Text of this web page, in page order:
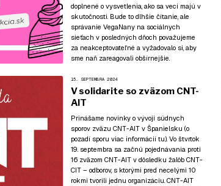
doplnené o vysvetlenia, ako sa veci majú v
skutočnosti. Bude to dlhšie čítanie, ale
správanie VegaNany na sociálnych
sieťach v posledných dňoch považujeme
za neakceptovateľné a vyžadovalo si, aby
sme naň zareagovali obšírnejšie.
15. SEPTEMBRA 2024
V solidarite so zväzom CNT-
AIT
Prinášame novinky o vývoji súdnych
sporov zväzu CNT-AIT v Španielsku (o
pozadí sporu viac informácií tu). Vo štvrtok
19. septembra sa začnú pojednávania proti
16 zväzom CNT-AIT v dôsledku žalôb CNT-
CIT – odborov, s ktorými pred necelými 10
rokmi tvorili jednu organizáciu. CNT-AIT